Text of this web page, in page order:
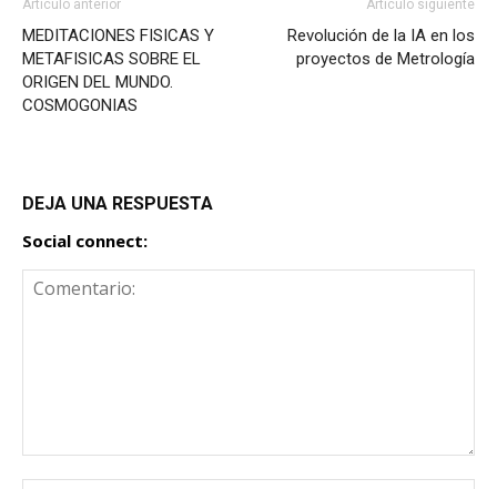
Artículo anterior
MEDITACIONES FISICAS Y
METAFISICAS SOBRE EL
ORIGEN DEL MUNDO.
COSMOGONIAS
Artículo siguiente
Revolución de la IA en los
proyectos de Metrología
DEJA UNA RESPUESTA
Social connect: